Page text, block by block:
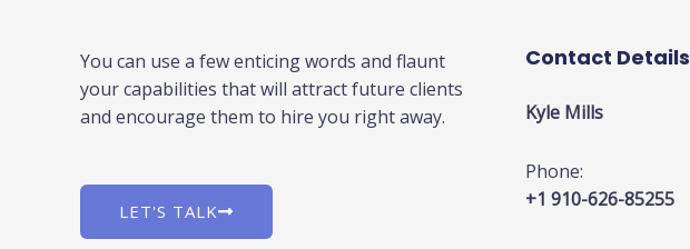
You can use a few enticing words and flaunt
your capabilities that will attract future clients
and encourage them to hire you right away.
LET'S TALK
Contact Details
Kyle Mills
Phone:
+1 910-626-85255